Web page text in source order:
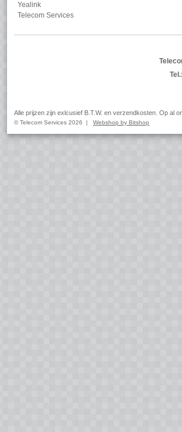
Yealink
Telecom Services
Alle prijzen zijn exlcusief B.T.W. en verzendkosten. Op al
© Telecom Services 2026 | Webshop by Bitshop